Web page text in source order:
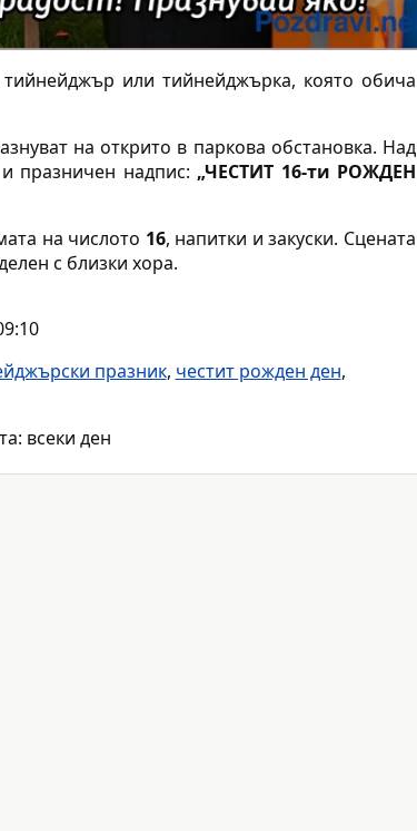
или тийнейджърка, която обича
на открито в паркова обстановка. Над
празничен надпис: „ЧЕСТИТ 16-ти РОЖДЕН
на числото 16, напитки и закуски. Сцената
с близки хора.
празник, честит рожден ден,
всеки ден